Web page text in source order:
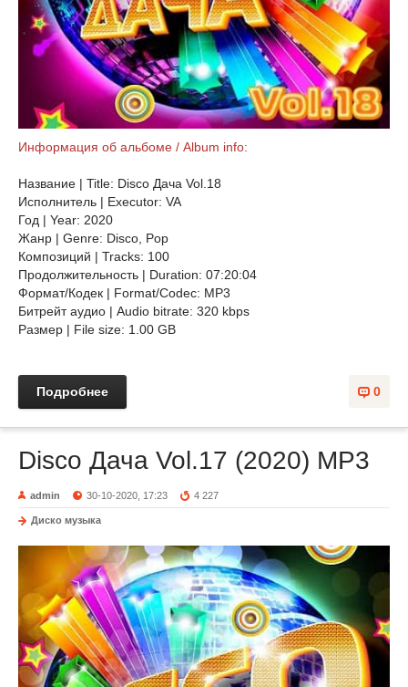
Информация об альбоме / Album info:
Название | Title: Disco Дача Vol.18
Исполнитель | Executor: VA
Год | Year: 2020
Жанр | Genre: Disco, Pop
Композиций | Tracks: 100
Продолжительность | Duration: 07:20:04
Формат/Кодек | Format/Codec: MP3
Битрейт аудио | Audio bitrate: 320 kbps
Размер | File size: 1.00 GB
0
Подробнее
Disco Дача Vol.17 (2020) MP3
admin 30-10-2020, 17:23 4 227
Диско музыка